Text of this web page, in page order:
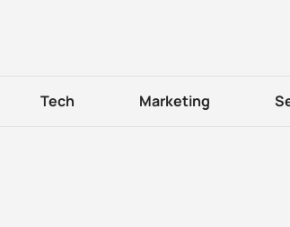
Tech Marketing